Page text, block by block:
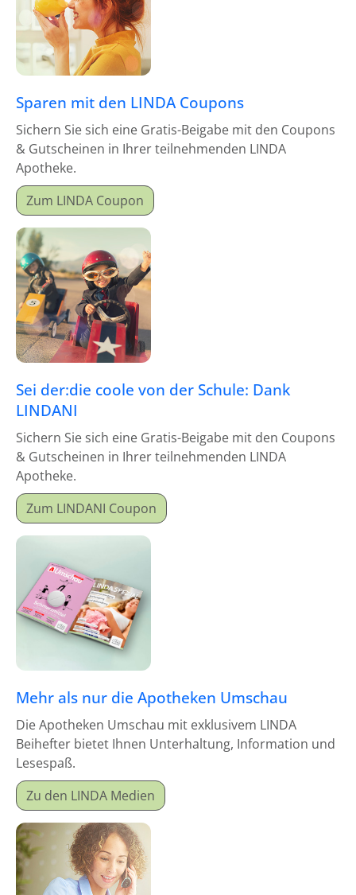
Sparen mit den LINDA Coupons
Sichern Sie sich eine Gratis-Beigabe mit den Coupons
& Gutscheinen in Ihrer teilnehmenden LINDA
Apotheke.
Zum LINDA Coupon
Sei der:die coole von der Schule: Dank
LINDANI
Sichern Sie sich eine Gratis-Beigabe mit den Coupons
& Gutscheinen in Ihrer teilnehmenden LINDA
Apotheke.
Zum LINDANI Coupon
Mehr als nur die Apotheken Umschau
Die Apotheken Umschau mit exklusivem LINDA
Beihefter bietet Ihnen Unterhaltung, Information und
Lesespaß.
Zu den LINDA Medien